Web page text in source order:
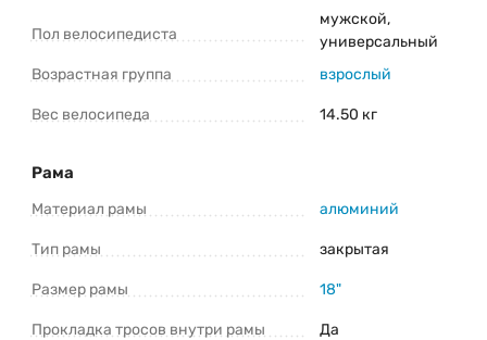
+375 (29) 1-925-925
Viber Telegram
*Информация о товаре предоставлена для ознакомления. Производители
оставляют за собой право изменять внешний вид, характеристики и
потребителей. Прежде чем купить Hagen 3.10 29 (2025) уточните все важные
для вас параметры велосипеда.
Пол велосипедиста
мужской,
универсальный
Возрастная группа
взрослый
Вес велосипеда 14.50 кг
Рама
Материал рамы алюминий
Тип рамы закрытая
Размер рамы 18"
Прокладка тросов внутри рамы Да